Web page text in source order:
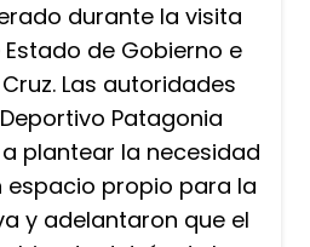
durante la visita
de Gobierno e
Las autoridades
Patagonia
plantear la necesidad
espacio propio para la
y adelantaron que el